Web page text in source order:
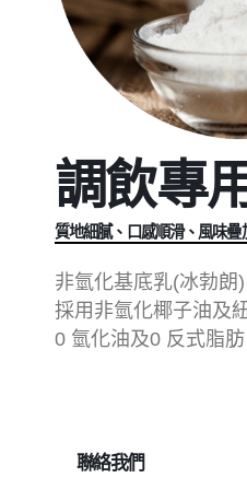
調飲專
質地細膩、口感順滑、風味疊
非氫化基底乳(冰勃朗
採用非氫化椰子油及
0 氫化油及0 反式脂肪
聯絡我們